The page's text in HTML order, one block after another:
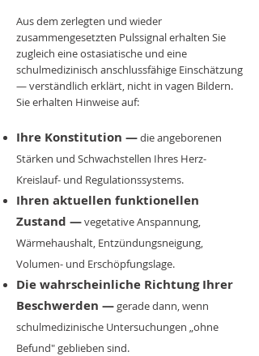
Aus dem zerlegten und wieder
zusammengesetzten Pulssignal erhalten Sie
zugleich eine ostasiatische und eine
schulmedizinisch anschlussfähige Einschätzung
— verständlich erklärt, nicht in vagen Bildern.
Sie erhalten Hinweise auf:
Ihre Konstitution —die angeborenen
Stärken und Schwachstellen Ihres Herz-
Kreislauf- und Regulationssystems.
Ihren aktuellen funktionellen
Zustand —vegetative Anspannung,
Wärmehaushalt, Entzündungsneigung,
Volumen- und Erschöpfungslage.
Die wahrscheinliche Richtung Ihrer
Beschwerden —gerade dann, wenn
schulmedizinische Untersuchungen „ohne
Befund" geblieben sind.